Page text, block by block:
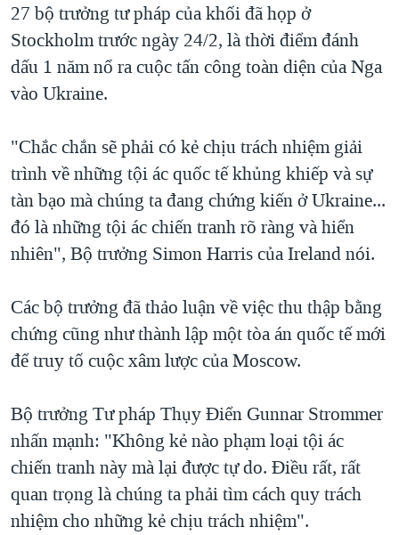
27 bộ trưởng tư pháp của khối đã họp ở
Stockholm trước ngày 24/2, là thời điểm đánh
dấu 1 năm nổ ra cuộc tấn công toàn diện của Nga
vào Ukraine.
"Chắc chắn sẽ phải có kẻ chịu trách nhiệm giải
trình về những tội ác quốc tế khủng khiếp và sự
tàn bạo mà chúng ta đang chứng kiến ở Ukraine...
đó là những tội ác chiến tranh rõ ràng và hiển
nhiên", Bộ trưởng Simon Harris của Ireland nói.
Các bộ trưởng đã thảo luận về việc thu thập bằng
chứng cũng như thành lập một tòa án quốc tế mới
để truy tố cuộc xâm lược của Moscow.
Bộ trưởng Tư pháp Thụy Điển Gunnar Strommer
nhấn mạnh: "Không kẻ nào phạm loại tội ác
chiến tranh này mà lại được tự do. Điều rất, rất
quan trọng là chúng ta phải tìm cách quy trách
nhiệm cho những kẻ chịu trách nhiệm".